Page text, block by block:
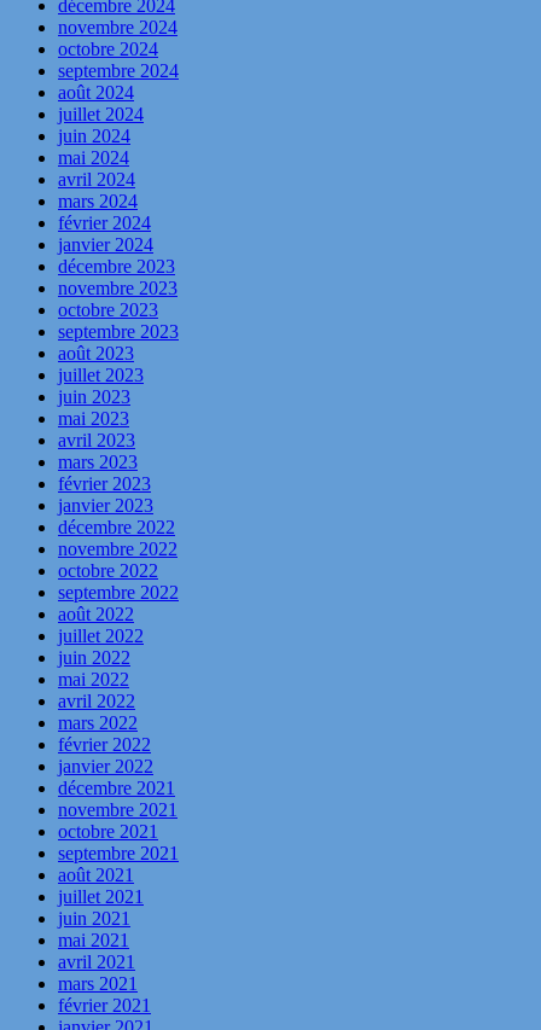
décembre 2024
novembre 2024
octobre 2024
septembre 2024
août 2024
juillet 2024
juin 2024
mai 2024
avril 2024
mars 2024
février 2024
janvier 2024
décembre 2023
novembre 2023
octobre 2023
septembre 2023
août 2023
juillet 2023
juin 2023
mai 2023
avril 2023
mars 2023
février 2023
janvier 2023
décembre 2022
novembre 2022
octobre 2022
septembre 2022
août 2022
juillet 2022
juin 2022
mai 2022
avril 2022
mars 2022
février 2022
janvier 2022
décembre 2021
novembre 2021
octobre 2021
septembre 2021
août 2021
juillet 2021
juin 2021
mai 2021
avril 2021
mars 2021
février 2021